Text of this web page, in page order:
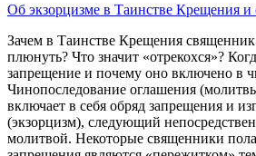
Об экзорцизме в Таинстве Крещения и
Зачем в Таинстве Крещения священник
плюнуть? Что значит «отрекохся»?
запрещение и почему оно включено в
Чинопоследование оглашения
включает в себя обряд запрещения и
(экзорцизм), следующий
молитвой. Некоторые священники